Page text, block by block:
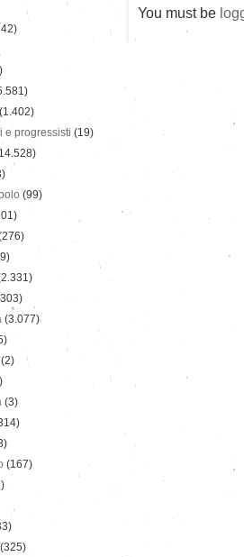
You must be
(1.402)
e progressisti (19)
(99)
(3.077)
(2)
(3)
(167)
(325)